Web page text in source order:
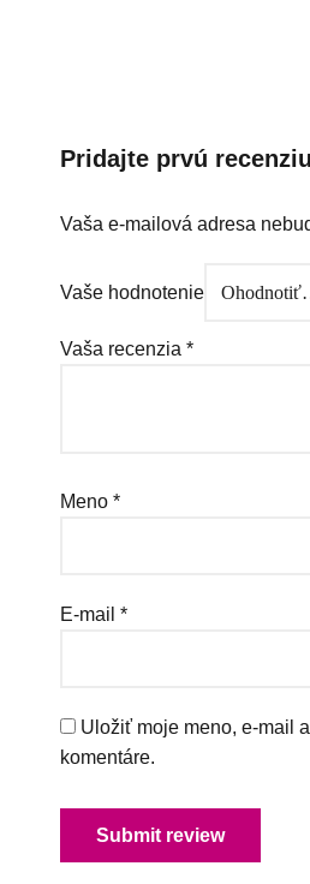
Pridajte prvú
Vaša e-mailová adresa
Vaše hodnotenie
Vaša recenzia *
Meno *
E-mail *
Uložiť moje meno, e-mail
komentáre.